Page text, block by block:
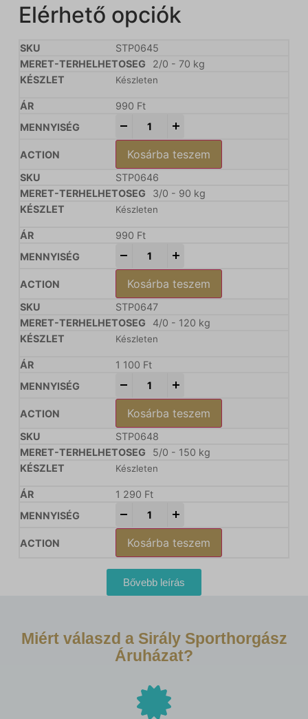
Elérhető opciók
STP0645
2/0 - 70 kg
Készleten
990 Ft
Kosárba teszem
STP0646
3/0 - 90 kg
Készleten
990 Ft
Kosárba teszem
STP0647
4/0 - 120 kg
Készleten
1 100 Ft
Kosárba teszem
STP0648
5/0 - 150 kg
Készleten
1 290 Ft
Kosárba teszem
Bővebb leírás
Miért válaszd a Sirály Sporthorgász
Áruházat?